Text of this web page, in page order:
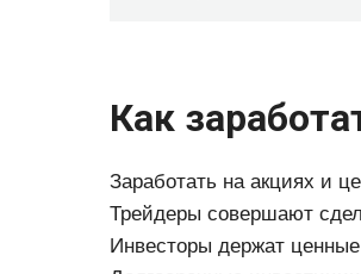
Как
Заработать на акциях и
Трейдеры совершают
Инвесторы держат